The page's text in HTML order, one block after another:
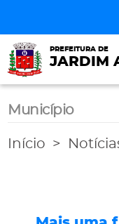
PREFEITURA DE
JARDIM
Município
Início